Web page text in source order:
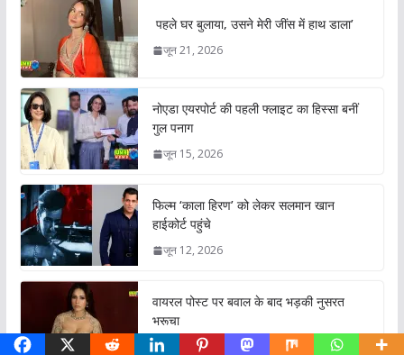
पहले घर बुलाया, उसने मेरी जींस में हाथ डाला’
जून 21, 2026
नोएडा एयरपोर्ट की पहली फ्लाइट का हिस्सा बनीं
गुल पनाग
जून 15, 2026
फिल्म ‘काला हिरण’ को लेकर सलमान खान
हाईकोर्ट पहुंचे
जून 12, 2026
वायरल पोस्ट पर बवाल के बाद भड़की नुसरत
भरूचा
जून 4, 2026